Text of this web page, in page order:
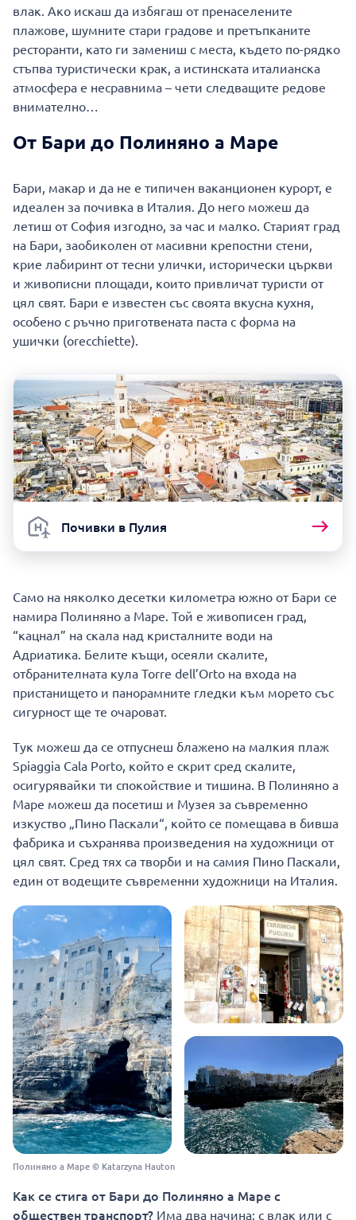
влак. Ако искаш да избягаш от пренаселените
плажове, шумните стари градове и претъпканите
ресторанти, като ги замениш с места, където по-рядко
стъпва туристически крак, а истинската италианска
атмосфера е несравнима – чети следващите редове
внимателно…
От Бари до Полиняно а Маре
Бари, макар и да не е типичен ваканционен курорт, е
идеален за почивка в Италия. До него можеш да
летиш от София изгодно, за час и малко. Старият град
на Бари, заобиколен от масивни крепостни стени,
крие лабиринт от тесни улички, исторически църкви
и живописни площади, които привличат туристи от
цял свят. Бари е известен със своята вкусна кухня,
особено с ръчно приготвената паста с форма на
ушички (orecchiette).
Почивки в Пулия
Само на няколко десетки километра южно от Бари се
намира Полиняно а Маре. Той е живописен град,
“кацнал” на скала над кристалните води на
Адриатика. Белите къщи, осеяли скалите,
отбранителната кула Torre dell’Orto на входа на
пристанището и панорамните гледки към морето със
сигурност ще те очароват.
Тук можеш да се отпуснеш блажено на малкия плаж
Spiaggia Cala Porto, който е скрит сред скалите,
осигурявайки ти спокойствие и тишина. В Полиняно а
Маре можеш да посетиш и Музея за съвременно
изкуство „Пино Паскали“, който се помещава в бивша
фабрика и съхранява произведения на художници от
цял свят. Сред тях са творби и на самия Пино Паскали,
един от водещите съвременни художници на Италия.
Полиняно а Маре© Katarzyna Hauton
Как се стига от Бари до Полиняно а Маре с
обществен транспорт? Има два начина: с влак или с